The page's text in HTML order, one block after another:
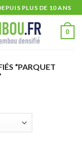
PLUS DE 10 ANS
0
“PARQUET